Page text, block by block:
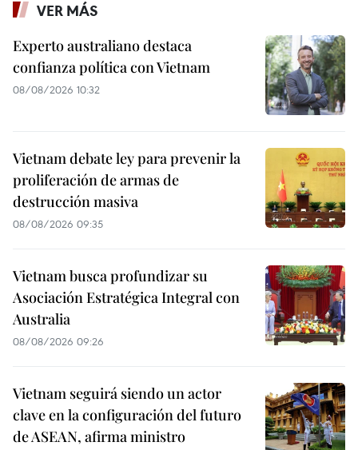
VER MÁS
Experto australiano destaca
confianza política con Vietnam
08/08/2026 10:32
Vietnam debate ley para prevenir la
proliferación de armas de
destrucción masiva
08/08/2026 09:35
Vietnam busca profundizar su
Asociación Estratégica Integral con
Australia
08/08/2026 09:26
Vietnam seguirá siendo un actor
clave en la configuración del futuro
de ASEAN, afirma ministro